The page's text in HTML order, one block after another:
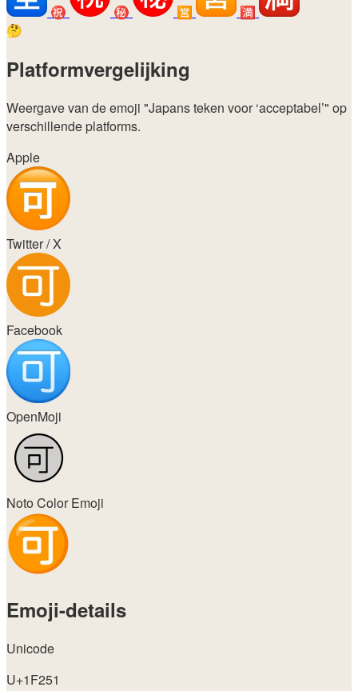
㊗️ ㊙️ 🈺
🈵
🤔
Platformvergelijking
Weergave van de emoji "Japans teken voor ‘acceptabel’" op
verschillende platforms.
Apple
Twitter / X
Facebook
OpenMoji
Noto Color Emoji
Emoji-details
Unicode
U+1F251